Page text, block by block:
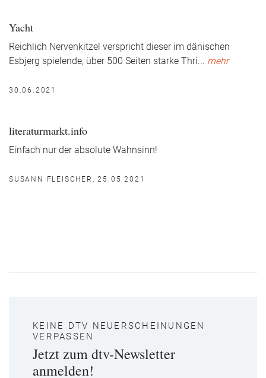
Yacht
Reichlich Nervenkitzel verspricht dieser im dänischen
Esbjerg spielende, über 500 Seiten starke Thri... mehr
30.06.2021
literaturmarkt.info
Einfach nur der absolute Wahnsinn!
SUSANN FLEISCHER, 25.05.2021
KEINE DTV NEUERSCHEINUNGEN
VERPASSEN
Jetzt zum dtv-Newsletter
anmelden!